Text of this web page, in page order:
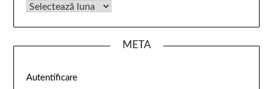
META
Autentificare